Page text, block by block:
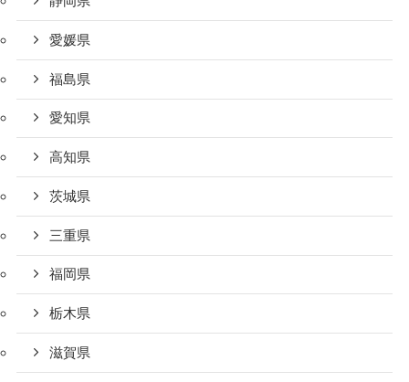
愛媛県
福島県
愛知県
高知県
茨城県
三重県
福岡県
栃木県
滋賀県